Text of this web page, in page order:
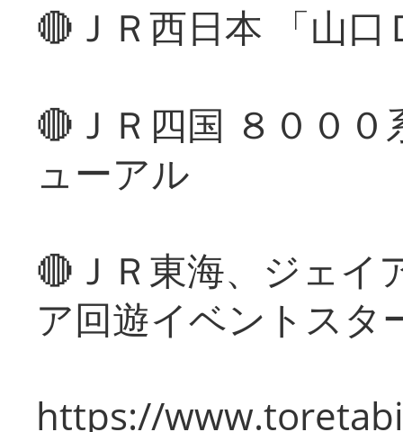
🔴ＪＲ西日本 「山
🔴ＪＲ四国 ８００
ューアル
🔴ＪＲ東海、ジェイ
ア回遊イベントスタ
https://